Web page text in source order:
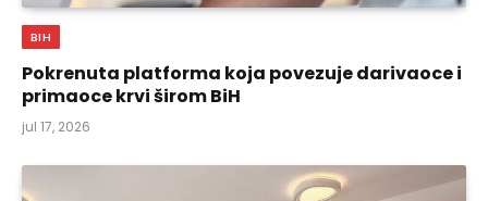
BIH
Pokrenuta platforma koja povezuje darivaoce i
primaoce krvi širom BiH
jul 17, 2026